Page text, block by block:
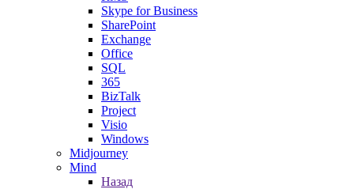
Skype for Business
SharePoint
Exchange
Office
SQL
365
BizTalk
Project
Visio
Windows
Midjourney
Mind
Назад